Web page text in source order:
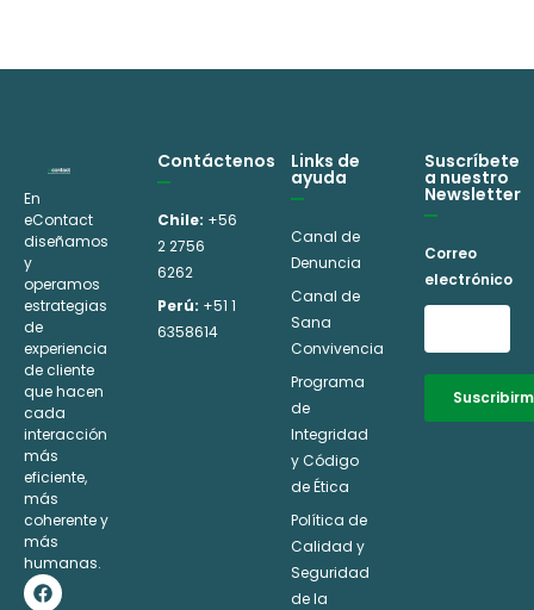
En
eContact
diseñamos
y
operamos
estrategias
de
experiencia
de cliente
que hacen
cada
interacción
más
eficiente,
más
coherente y
más
humanas.
F
a
I
n
L
i
Y
o
Contáctenos
Chile: +56
2 2756
6262
Perú: +51 1
6358614
Links de
ayuda
Canal de
Denuncia
Canal de
Sana
Convivencia
Programa
de
Integridad
y Código
de Ética
Política de
Calidad y
Seguridad
de la
Suscríbete
a nuestro
Newsletter
Correo
electrónico